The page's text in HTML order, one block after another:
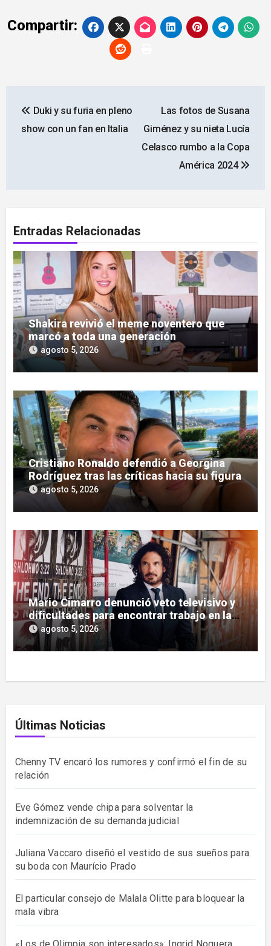
Compartir:
de
Duki y su furia en pleno
show con un fan en Italia
Las fotos de Susana
Giménez y su nieta Lucía
Celasco rumbo a la Copa
América 2024
Entradas Relacionadas
Shakira revivió el meme noventero que
marcó a toda una generación
agosto 5, 2026
Cristiano Ronaldo defendió a Georgina
Rodríguez tras las críticas hacia su figura
agosto 5, 2026
Mario Cimarro denunció veto televisivo y
dificultades para encontrar trabajo en la
actuación
agosto 5, 2026
Últimas Noticias
Chenny TV encaró los rumores y confirmó el fin de su
relación
Eve Gómez vende chipa para solventar la
indemnización de su demanda judicial
Juliana Vaccaro diseñó el vestido de sus sueños para
su boda con Maurício Prado
El particular consejo de Malala Olitte para bloquear la
mala vibra